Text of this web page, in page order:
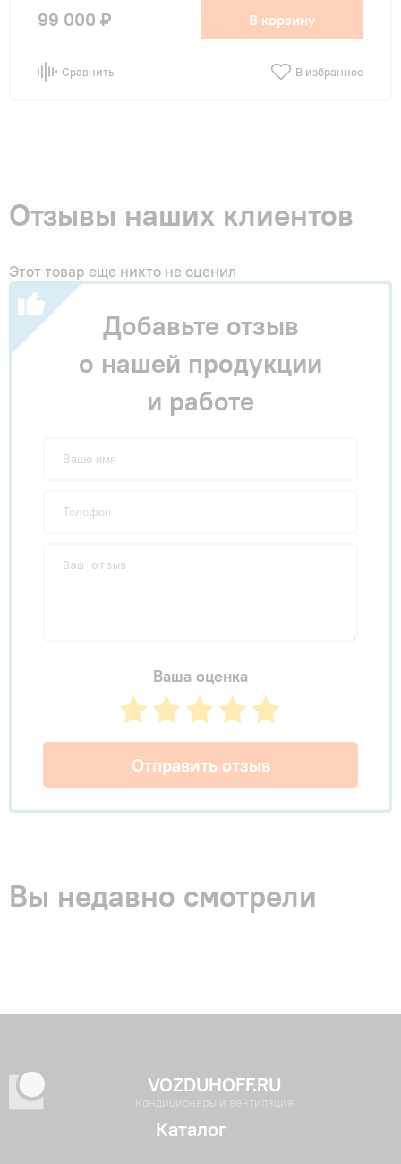
99 000 ₽ В корзину
Сравнить В избранное
Отзывы наших клиентов
Этот товар еще никто не оценил
Добавьте отзыв
о нашей продукции
и работе
Ваша оценка
Отправить отзыв
Вы недавно смотрели
VOZDUHOFF.RU
Кондиционеры и вентиляция
Каталог